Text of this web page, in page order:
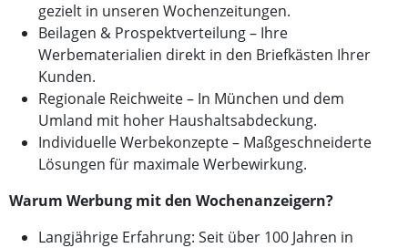
gezielt in unseren Wochenzeitungen.
Beilagen & Prospektverteilung – Ihre
Werbematerialien direkt in den Briefkästen Ihrer
Kunden.
Regionale Reichweite – In München und dem
Umland mit hoher Haushaltsabdeckung.
Individuelle Werbekonzepte – Maßgeschneiderte
Lösungen für maximale Werbewirkung.
Warum Werbung mit den Wochenanzeigern?
Langjährige Erfahrung: Seit über 100 Jahren in